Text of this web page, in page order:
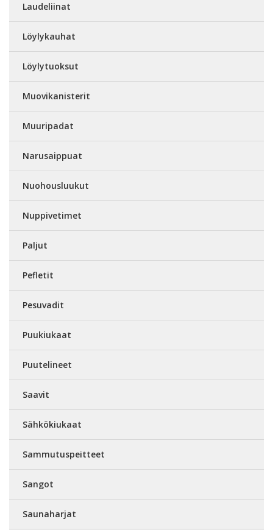
Laudeliinat
Löylykauhat
Löylytuoksut
Muovikanisterit
Muuripadat
Narusaippuat
Nuohousluukut
Nuppivetimet
Paljut
Pefletit
Pesuvadit
Puukiukaat
Puutelineet
Saavit
Sähkökiukaat
Sammutuspeitteet
Sangot
Saunaharjat